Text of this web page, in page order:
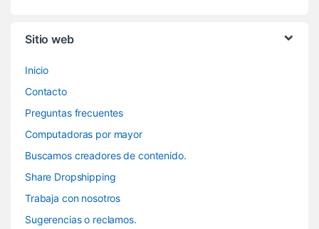
Sitio web
Inicio
Contacto
Preguntas frecuentes
Computadoras por mayor
Buscamos creadores de contenido.
Share Dropshipping
Trabaja con nosotros
Sugerencias o reclamos.